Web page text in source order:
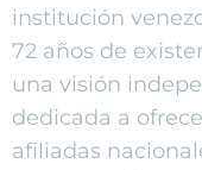
institución
72 años de
una visión
dedicada a
afiliadas